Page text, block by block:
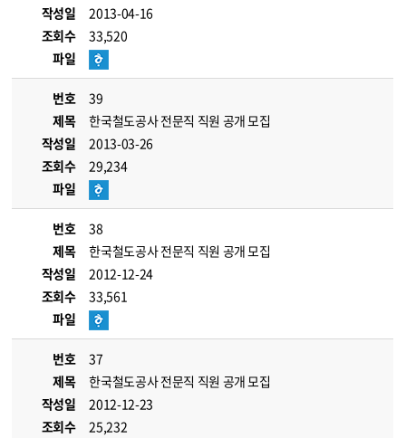
작성일
2013-04-16
조회수
33,520
파일
번호
39
제목
한국철도공사 전문직 직원 공개 모집
작성일
2013-03-26
조회수
29,234
파일
번호
38
제목
한국철도공사 전문직 직원 공개 모집
작성일
2012-12-24
조회수
33,561
파일
번호
37
제목
한국철도공사 전문직 직원 공개 모집
작성일
2012-12-23
조회수
25,232